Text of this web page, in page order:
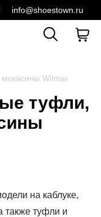
info@shoestown.ru
Wilmar
туфли,
на каблуке,
также туфли и